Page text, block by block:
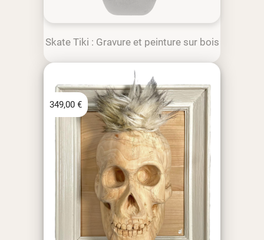
Skate Tiki : Gravure et peinture sur bois
349,00 €